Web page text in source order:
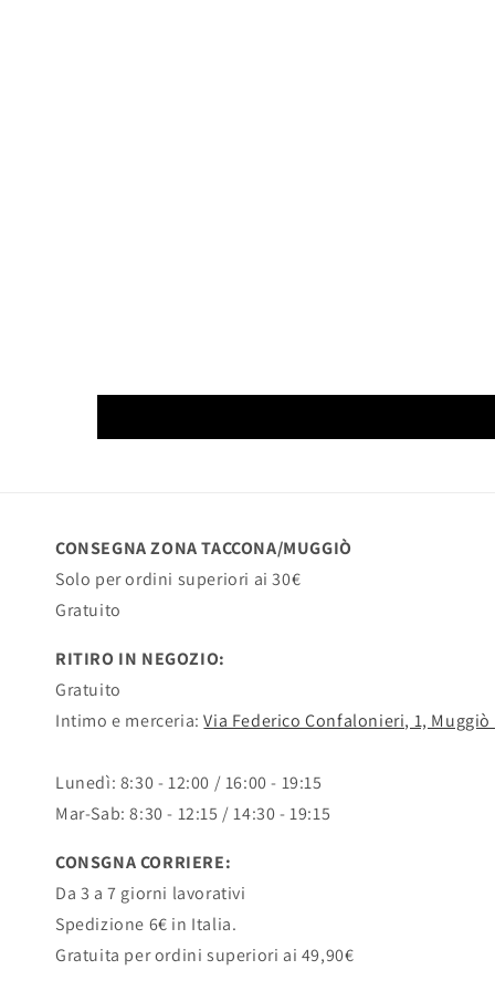
CONSEGNA ZONA TACCONA/MUGGIÒ
Solo per ordini superiori ai 30€
Gratuito
RITIRO IN NEGOZIO:
Gratuito
Intimo e merceria:Via Federico Confalonieri, 1, Muggiò
Lunedì: 8:30 - 12:00 / 16:00 - 19:15
Mar-Sab: 8:30 - 12:15 / 14:30 - 19:15
CONSGNA CORRIERE:
Da 3 a 7 giorni lavorativi
Spedizione 6€ in Italia.
Gratuita per ordini superiori ai 49,90€